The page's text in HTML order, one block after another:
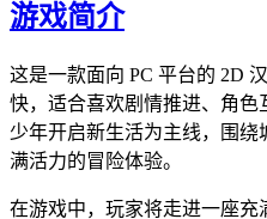
游戏简介
这是一款面向 PC 平台的 2D
快，适合喜欢剧情推进、角
少年开启新生活为主线，围
满活力的冒险体验。
在游戏中，玩家将走进一座